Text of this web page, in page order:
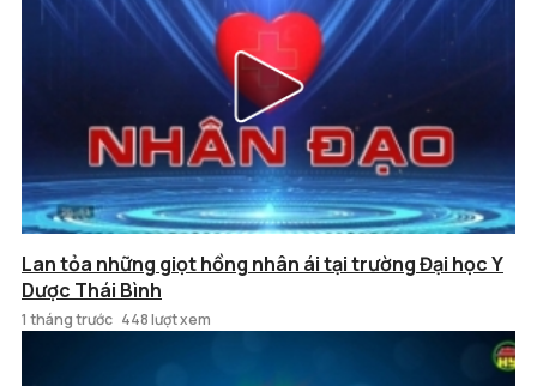
Lan tỏa những giọt hồng nhân ái tại trường Đại học Y
Dược Thái Bình
1 tháng trước 448 lượt xem